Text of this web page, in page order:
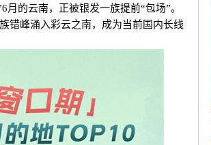
的云南，正被银发一族提前“包场”。
错峰涌入彩云之南，成为当前国内长线